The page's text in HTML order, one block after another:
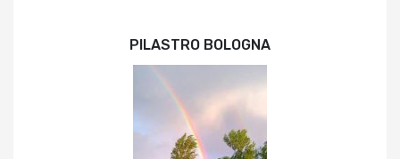
PILASTRO BOLOGNA